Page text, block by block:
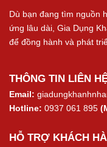
Dù bạn đang tìm nguồn
ứng lâu dài, Gia Dụng
để đồng hành và phát
THÔNG TIN LIÊN
Email:
Hotline: 0937 061 895
HỖ TRỢ KHÁCH